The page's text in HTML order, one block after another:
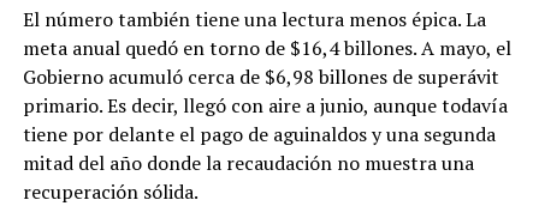
El número también tiene una lectura menos épica. La
meta anual quedó en torno de $16,4 billones. A mayo, el
Gobierno acumuló cerca de $6,98 billones de superávit
primario. Es decir, llegó con aire a junio, aunque todavía
tiene por delante el pago de aguinaldos y una segunda
mitad del año donde la recaudación no muestra una
recuperación sólida.